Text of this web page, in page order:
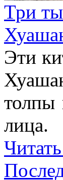
Три
Эти
толпы
лица.